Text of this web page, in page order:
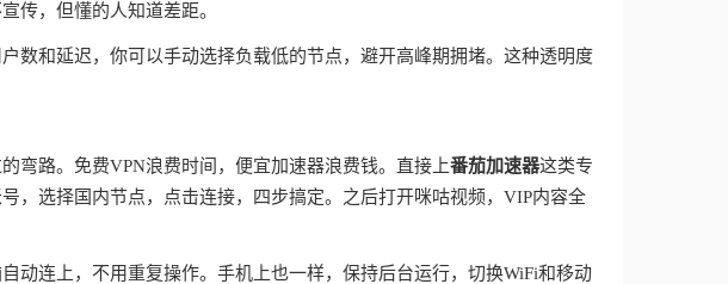
传，但懂的人知道差距。
数和延迟，你可以手动选择负载低的节点，避开高峰期拥堵。这种透明度
弯路。免费VPN浪费时间，便宜加速器浪费钱。直接上番茄加速器这类专
，选择国内节点，点击连接，四步搞定。之后打开咪咕视频，VIP内容全
动连上，不用重复操作。手机上也一样，保持后台运行，切换WiFi和移动